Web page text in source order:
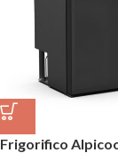
Frigorifico